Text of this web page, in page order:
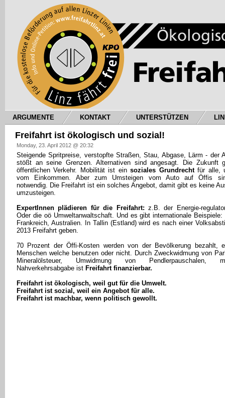
ARGUMENTE KONTAKT UNTERSTÜTZEN
Freifahrt ist ökologisch und sozial!
Monday, 23. April 2012 @ 20:32
Steigende Spritpreise, verstopfte Straßen, Stau, Abgase, Lärm - der
stößt an seine Grenzen. Alternativen sind angesagt. Die Zukunft
öffentlichen Verkehr. Mobilität ist einsoziales Grundrechtfür alle,
vom Einkommen. Aber zum Umsteigen vom Auto auf Öffis
notwendig. Die Freifahrt ist ein solches Angebot, damit gibt es keine
umzusteigen.
ExpertInnen plädieren für die Freifahrt: z.B. der Energie-
Oder die oö Umweltanwaltschaft. Und es gibt internationale
Frankreich, Australien. In Tallin (Estland) wird es nach einer
2013 Freifahrt geben.
70 Prozent der Öffi-Kosten werden von der Bevölkerung bezahlt,
Menschen welche benutzen oder nicht. Durch Zweckwidmung von
Mineralölsteuer, Umwidmung von Pendlerpauschalen,
Nahverkehrsabgabe ist Freifahrt finanzierbar.
Freifahrt ist ökologisch, weil gut für die Umwelt.
Freifahrt ist sozial, weil ein Angebot für alle.
Freifahrt ist machbar, wenn politisch gewollt.